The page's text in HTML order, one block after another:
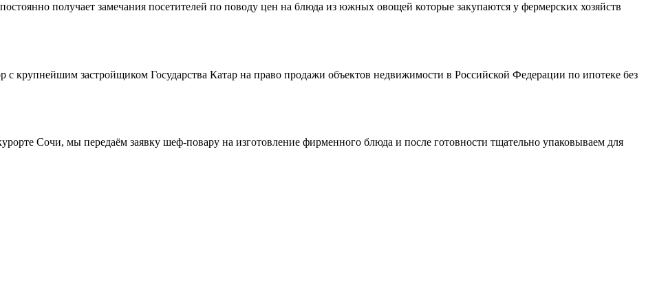
получает замечания посетителей по поводу цен на блюда из южных овощей которые закупаются у фермерских хозяйств
с крупнейшим застройщиком Государства Катар на право продажи объектов недвижимости в Российской Федерации по ипотеке без
Сочи, мы передаём заявку шеф-повару на изготовление фирменного блюда и после готовности тщательно упаковываем для